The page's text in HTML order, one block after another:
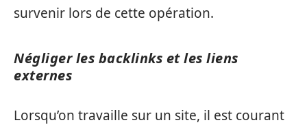
survenir lors de cette opération.
Négliger les backlinks et les liens
externes
Lorsqu’on travaille sur un site, il est courant